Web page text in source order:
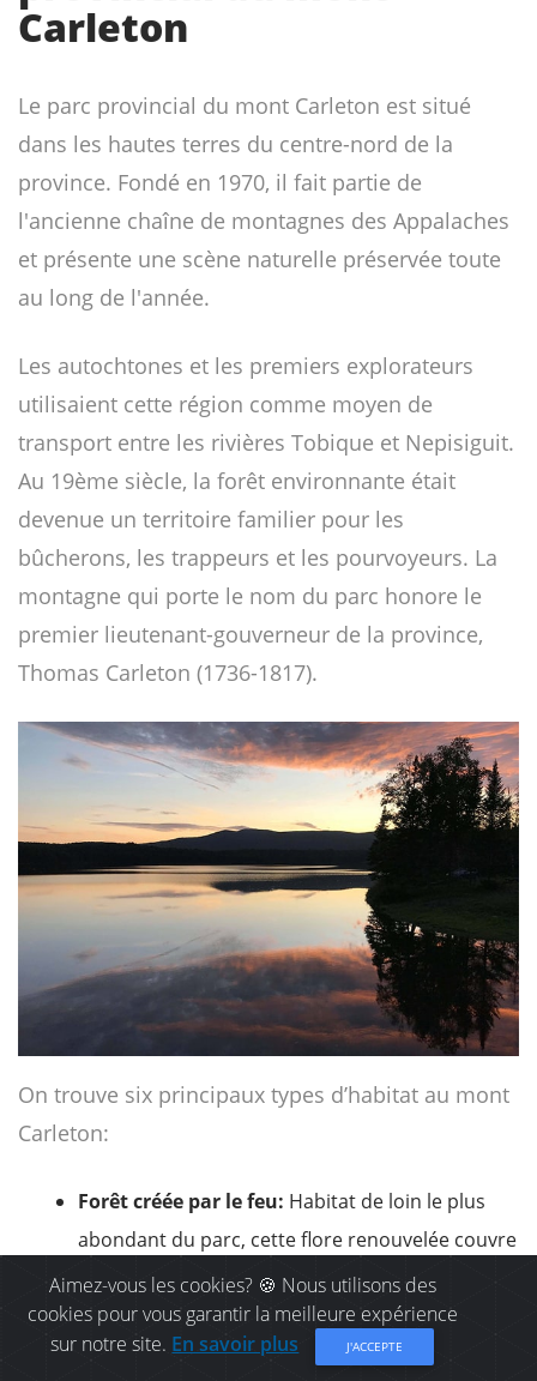
Carleton
Le parc provincial du mont Carleton est situé
dans les hautes terres du centre-nord de la
province. Fondé en 1970, il fait partie de
l'ancienne chaîne de montagnes des Appalaches
et présente une scène naturelle préservée toute
au long de l'année.
Les autochtones et les premiers explorateurs
utilisaient cette région comme moyen de
transport entre les rivières Tobique et Nepisiguit.
Au 19ème siècle, la forêt environnante était
devenue un territoire familier pour les
bûcherons, les trappeurs et les pourvoyeurs. La
montagne qui porte le nom du parc honore le
premier lieutenant-gouverneur de la province,
Thomas Carleton (1736-1817).
On trouve six principaux types d’habitat au mont
Carleton:
Forêt créée par le feu: Habitat de loin le plus
abondant du parc, cette flore renouvelée couvre
plus de 55% de l'ensemble du site. Il comprend
plus de 10 000 hectares de bouleau blanc et
d'épinette noire.
Aimez-vous les cookies? 🍪 Nous utilisons des
cookies pour vous garantir la meilleure expérience
sur notre site. En savoir plus J'ACCEPTE